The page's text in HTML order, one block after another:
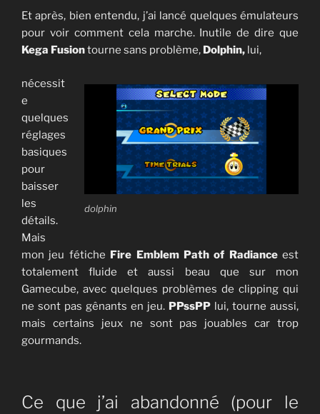
Et après, bien entendu, j’ai lancé quelques émulateurs
pour voir comment cela marche. Inutile de dire que
Kega Fusiontourne sans problème, Dolphin, lui,
dolphin
nécessit
e
quelques
réglages
basiques
pour
baisser
les
détails.
Mais
mon jeu fétiche Fire Emblem Path of Radianceest
totalement fluide et aussi beau que sur mon
Gamecube, avec quelques problèmes de clipping qui
ne sont pas gênants en jeu. PPssPP lui, tourne aussi,
mais certains jeux ne sont pas jouables car trop
gourmands.
Ce que j’ai abandonné (pour le